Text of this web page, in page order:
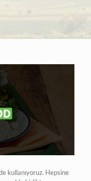
kullanıyoruz. Hepsine